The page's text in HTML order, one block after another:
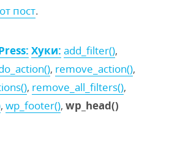
пост.
Хуки: add_filter(),
, remove_action(),
, remove_all_filters(),
, wp_footer(), wp_head()